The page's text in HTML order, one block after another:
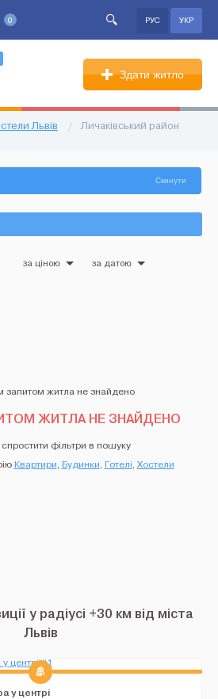
0 РУС УКР
Здати житло
Львів / Личаківський район
Скинути
за ціною за датою
ЖИТЛА НЕ ЗНАЙДЕНО
фільтри в пошуку
Квартири, Будинки, Готелі, Хостели
у радіусі +30 км від міста
Львів
у центрі